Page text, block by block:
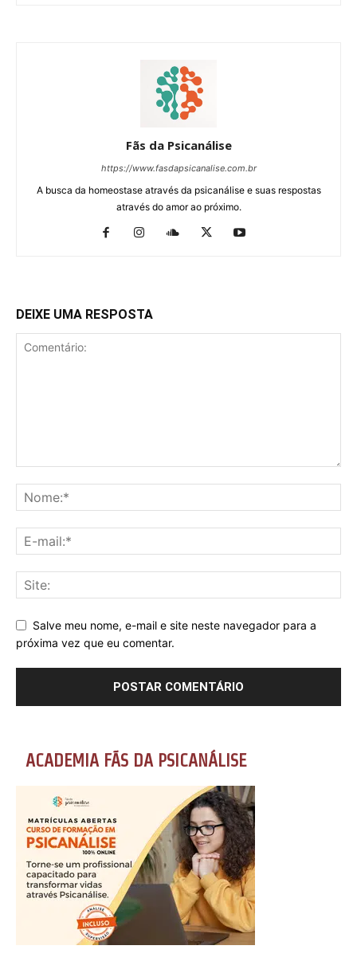
Fãs da Psicanálise
https://www.fasdapsicanalise.com.br
A busca da homeostase através da psicanálise e suas respostas
através do amor ao próximo.
DEIXE UMA RESPOSTA
Salve meu nome, e-mail e site neste navegador para a
próxima vez que eu comentar.
ACADEMIA FÃS DA PSICANÁLISE